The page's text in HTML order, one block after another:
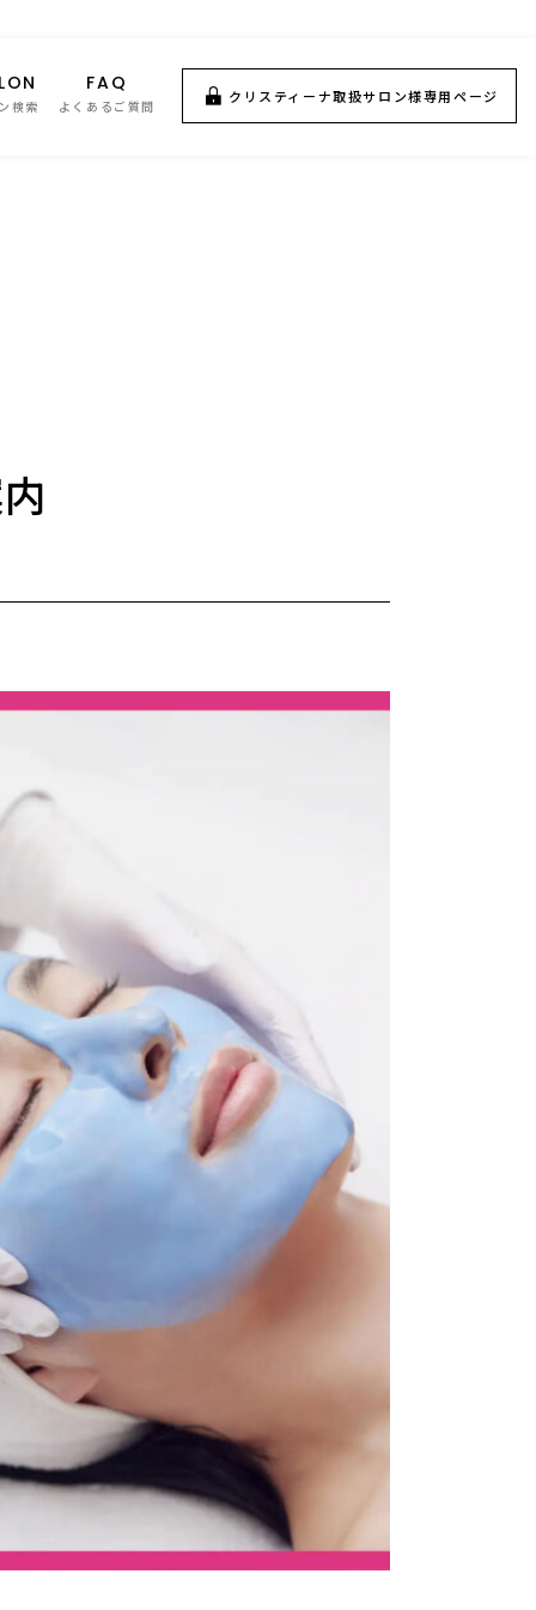
検索
FAQ
よくあるご質問
クリスティーナ取扱サロン様専用ページ